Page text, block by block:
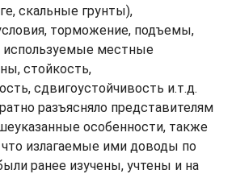
скальные грунты),
торможение, подъемы,
используемые местные
стойкость,
сдвигоустойчивость и.т.д.
разъясняло представителям
особенности, также
излагаемые ими доводы по
ранее изучены, учтены и на